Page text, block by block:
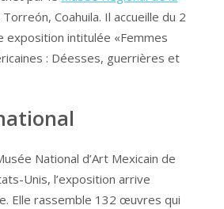
Coahuila. Il accueille du 2
exposition intitulée «Femmes
: Déesses, guerrières et
National d’Art Mexicain de
Unis, l’exposition arrive
Elle rassemble 132 œuvres qui